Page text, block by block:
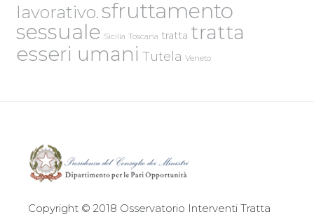
lavorativo.sfruttamento
sessuale Sicilia Toscana tratta tratta
esseri umani Tutela Veneto
Copyright © 2018 Osservatorio Interventi Tratta